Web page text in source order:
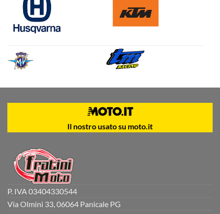
Il nostro usato su moto.it
P. IVA 03404330544
Via Olmini 33, 06064 Panicale PG